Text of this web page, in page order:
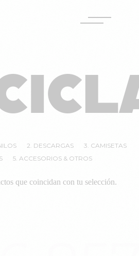
2. DESCARGAS
3. CAMISETAS
5. ACCESORIOS & OTROS
que coincidan con tu selección.